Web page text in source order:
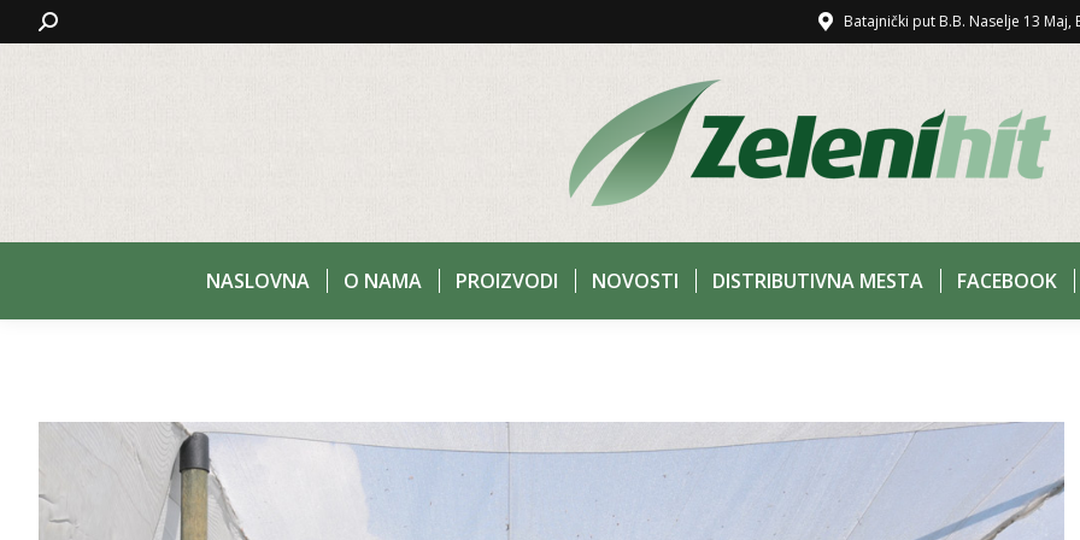
Search: Batajnički put B.B. Naselje 13 Maj,
NASLOVNA O NAMA PROIZVODI NOVOSTI DISTRIBUTIVNA MESTA FACEBOOK